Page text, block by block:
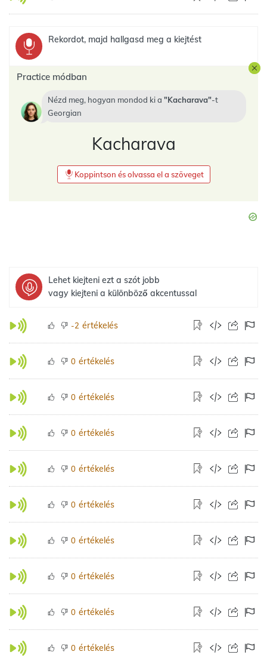
Rekordot, majd hallgasd meg a kiejtést
Practice módban
Nézd meg, hogyan mondod ki a Kacharava -t
Georgian
Kacharava
Koppintson és olvassa el a szöveget
Lehet kiejteni ezt a szót jobb
vagy kiejteni a különböző akcentussal
-2 értékelés
0 értékelés
0 értékelés
0 értékelés
0 értékelés
0 értékelés
0 értékelés
0 értékelés
0 értékelés
0 értékelés